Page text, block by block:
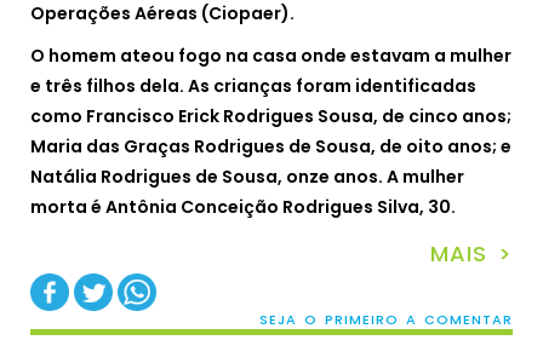
Operações Aéreas (Ciopaer).
O homem ateou fogo na casa onde estavam a mulher
e três filhos dela. As crianças foram identificadas
como Francisco Erick Rodrigues Sousa, de cinco anos;
Maria das Graças Rodrigues de Sousa, de oito anos; e
Natália Rodrigues de Sousa, onze anos. A mulher
morta é Antônia Conceição Rodrigues Silva, 30.
MAIS >
SEJA O PRIMEIRO A COMENTAR